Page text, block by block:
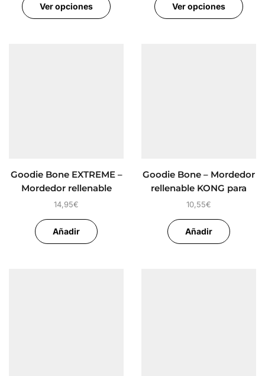
Ver opciones Ver opciones
Goodie Bone EXTREME –
Mordedor rellenable
KONG para perros
14,95€
Añadir
Goodie Bone – Mordedor
rellenable KONG para
cachorros
10,55€
Añadir